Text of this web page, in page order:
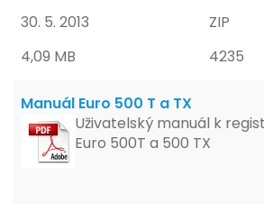
30. 5. 2013
ZIP
4,09 MB
4235
Manuál Euro 500 T a TX
Uživatelský manuál k
Euro 500T a 500 TX